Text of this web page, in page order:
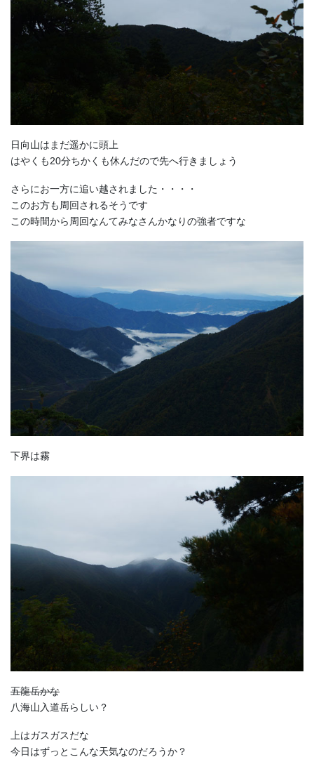
日向山はまだ遥かに頭上
はやくも20分ちかくも休んだので先へ行きましょう
さらにお一方に追い越されました・・・・
このお方も周回されるそうです
この時間から周回なんてみなさんかなりの強者ですな
下界は霧
五龍岳かな
八海山入道岳らしい？
上はガスガスだな
今日はずっとこんな天気なのだろうか？